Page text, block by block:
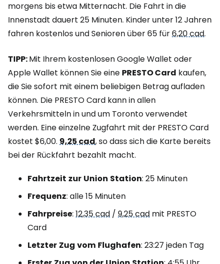
morgens bis etwa Mitternacht. Die Fahrt in die
Innenstadt dauert 25 Minuten. Kinder unter 12 Jahren
fahren kostenlos und Senioren über 65 für6,20 cad.
TIPP:Mit Ihrem kostenlosen Google Wallet oder
Apple Wallet können Sie eine PRESTO Card kaufen,
die Sie sofort mit einem beliebigen Betrag aufladen
können. Die PRESTO Card kann in allen
Verkehrsmitteln in und um Toronto verwendet
werden. Eine einzelne Zugfahrt mit der PRESTO Card
kostet $6,00. 9,25 cad, so dass sich die Karte bereits
bei der Rückfahrt bezahlt macht.
Fahrtzeit zur Union Station: 25 Minuten
Frequenz: alle 15 Minuten
Fahrpreise: 12,35 cad / 9,25 cad mit PRESTO
Card
Letzter Zug vom Flughafen: 23:27 jeden Tag